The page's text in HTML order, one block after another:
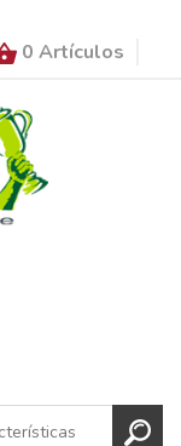
0 Artículos